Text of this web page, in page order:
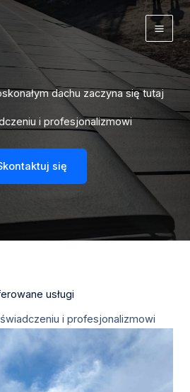
dachu zaczyna się tutaj
i profesjonalizmowi
się
usługi
i profesjonalizmowi